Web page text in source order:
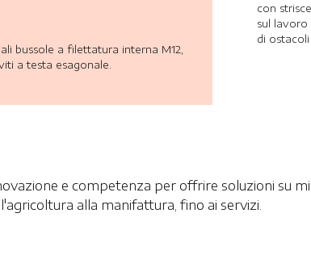
bussole a filettatura interna M12,
a testa esagonale.
con
sul lavoro
di
e competenza per offrire soluzioni su
alla manifattura, fino ai servizi.